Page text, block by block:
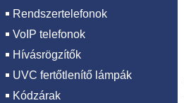
Rendszertelefonok
VoIP telefonok
Hívásrögzítők
UVC fertőtlenítő lámpák
Kódzárak